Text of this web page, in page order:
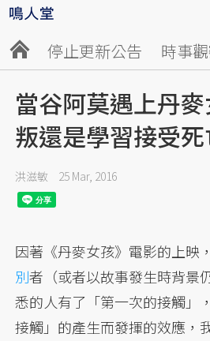
停止更新公告 時事
當谷阿莫遇上丹
叛還是學習接受死
洪滋敏 25 Mar, 2016
因著《丹麥女孩》電影的上映
別者（或者以故事發生時背景
悉的人有了「第一次的接觸」
接觸」的產生而發揮的效應，